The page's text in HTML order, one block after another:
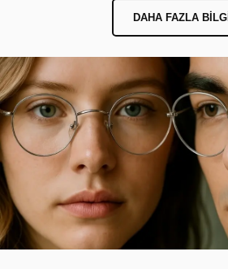
DAHA FAZLA BILGI